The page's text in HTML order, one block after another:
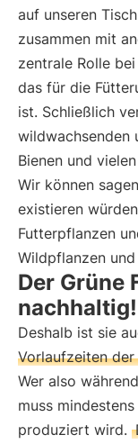
auf unseren
zusammen mit
zentrale Rolle
das für die
ist. Schließlich
wildwachsenden
Bienen und
Wir können
existieren
Futterpflanzen
Wildpflanzen
Der Grüne
nachhaltig!
Deshalb ist sie
Vorlaufzeiten
Wer also
muss
produziert wird.